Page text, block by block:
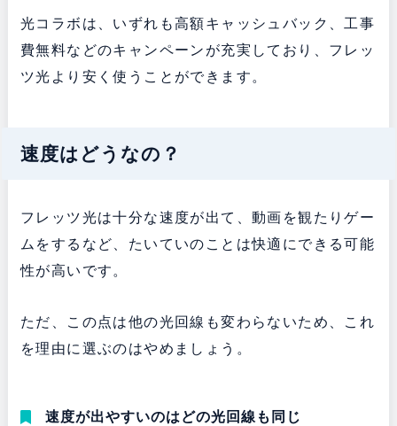
光コラボは、いずれも高額キャッシュバック、工事
費無料などのキャンペーンが充実しており、フレッ
ツ光より安く使うことができます。
速度はどうなの？
フレッツ光は十分な速度が出て、動画を観たりゲー
ムをするなど、たいていのことは快適にできる可能
性が高いです。
ただ、この点は他の光回線も変わらないため、これ
を理由に選ぶのはやめましょう。
速度が出やすいのはどの光回線も同じ